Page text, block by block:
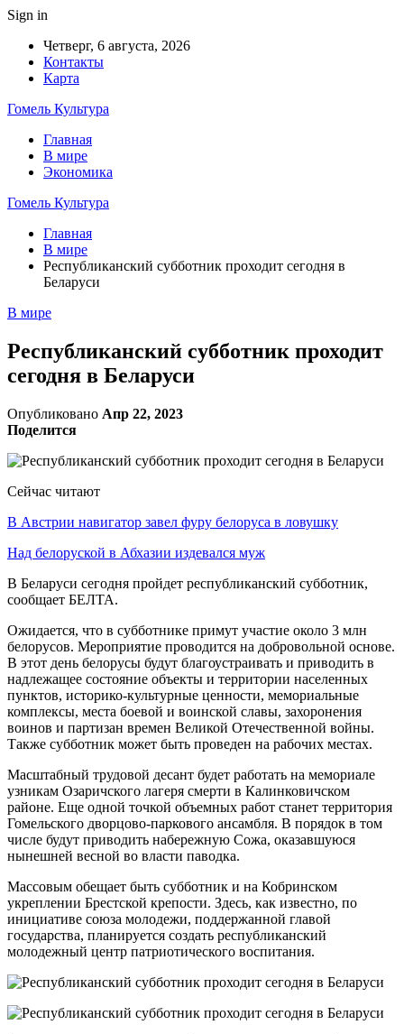
Sign in
Четверг, 6 августа, 2026
Контакты
Карта
Гомель Культура
Главная
В мире
Экономика
Гомель Культура
Главная
В мире
Республиканский субботник проходит сегодня в
Беларуси
В мире
Республиканский субботник проходит
сегодня в Беларуси
Опубликовано Апр 22, 2023
Поделится
Сейчас читают
В Австрии навигатор завел фуру белоруса в ловушку
Над белоруской в Абхазии издевался муж
В Беларуси сегодня пройдет республиканский субботник,
сообщает БЕЛТА.
Ожидается, что в субботнике примут участие около 3 млн
белорусов. Мероприятие проводится на добровольной основе.
В этот день белорусы будут благоустраивать и приводить в
надлежащее состояние объекты и территории населенных
пунктов, историко-культурные ценности, мемориальные
комплексы, места боевой и воинской славы, захоронения
воинов и партизан времен Великой Отечественной войны.
Также субботник может быть проведен на рабочих местах.
Масштабный трудовой десант будет работать на мемориале
узникам Озаричского лагеря смерти в Калинковичском
районе. Еще одной точкой объемных работ станет территория
Гомельского дворцово-паркового ансамбля. В порядок в том
числе будут приводить набережную Сожа, оказавшуюся
нынешней весной во власти паводка.
Массовым обещает быть субботник и на Кобринском
укреплении Брестской крепости. Здесь, как известно, по
инициативе союза молодежи, поддержанной главой
государства, планируется создать республиканский
молодежный центр патриотического воспитания.